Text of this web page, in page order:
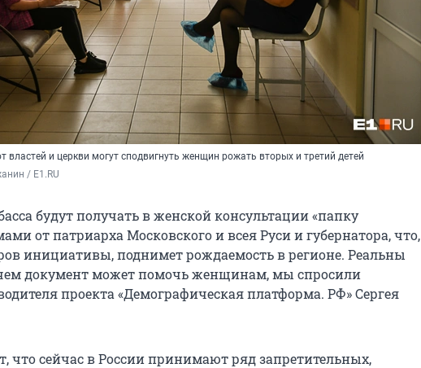
властей и церкви могут сподвигнуть женщин рожать вторых и третий детей
/ E1.RU
будут получать в женской консультации «папку
от патриарха Московского и всея Руси и губернатора, что,
инициативы, поднимет рождаемость в регионе. Реальны
документ может помочь женщинам, мы спросили
проекта «Демографическая платформа. РФ» Сергея
что сейчас в России принимают ряд запретительных,